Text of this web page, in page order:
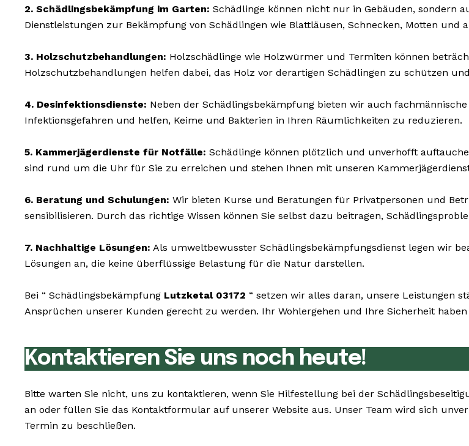
2. Schädlingsbekämpfung im Garten: Schädlinge können nicht nur in Gebäuden, sondern
Dienstleistungen zur Bekämpfung von Schädlingen wie Blattläusen, Schnecken, Motten und
3. Holzschutzbehandlungen: Holzschädlinge wie Holzwürmer und Termiten können
Holzschutzbehandlungen helfen dabei, das Holz vor derartigen Schädlingen zu schützen
4. Desinfektionsdienste: Neben der Schädlingsbekämpfung bieten wir auch
Infektionsgefahren und helfen, Keime und Bakterien in Ihren Räumlichkeiten zu reduzieren.
5. Kammerjägerdienste für Notfälle: Schädlinge können plötzlich und unverhofft
sind rund um die Uhr für Sie zu erreichen und stehen Ihnen mit unseren
6. Beratung und Schulungen: Wir bieten Kurse und Beratungen für Privatpersonen und
sensibilisieren. Durch das richtige Wissen können Sie selbst dazu beitragen,
7. Nachhaltige Lösungen: Als umweltbewusster Schädlingsbekämpfungsdienst legen wir
Lösungen an, die keine überflüssige Belastung für die Natur darstellen.
Bei “ Schädlingsbekämpfung Lutzketal 03172 “ setzen wir alles daran, unsere Leistungen
Ansprüchen unserer Kunden gerecht zu werden. Ihr Wohlergehen und Ihre Sicherheit
Kontaktieren Sie uns noch heute!
Bitte warten Sie nicht, uns zu kontaktieren, wenn Sie Hilfestellung bei der
an oder füllen Sie das Kontaktformular auf unserer Website aus. Unser Team wird sich
Termin zu beschließen.